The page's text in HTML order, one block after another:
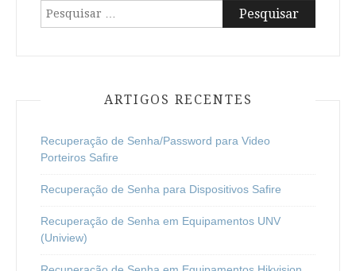
Pesquisar
por:
ARTIGOS RECENTES
Recuperação de Senha/Password para Video
Porteiros Safire
Recuperação de Senha para Dispositivos Safire
Recuperação de Senha em Equipamentos UNV
(Uniview)